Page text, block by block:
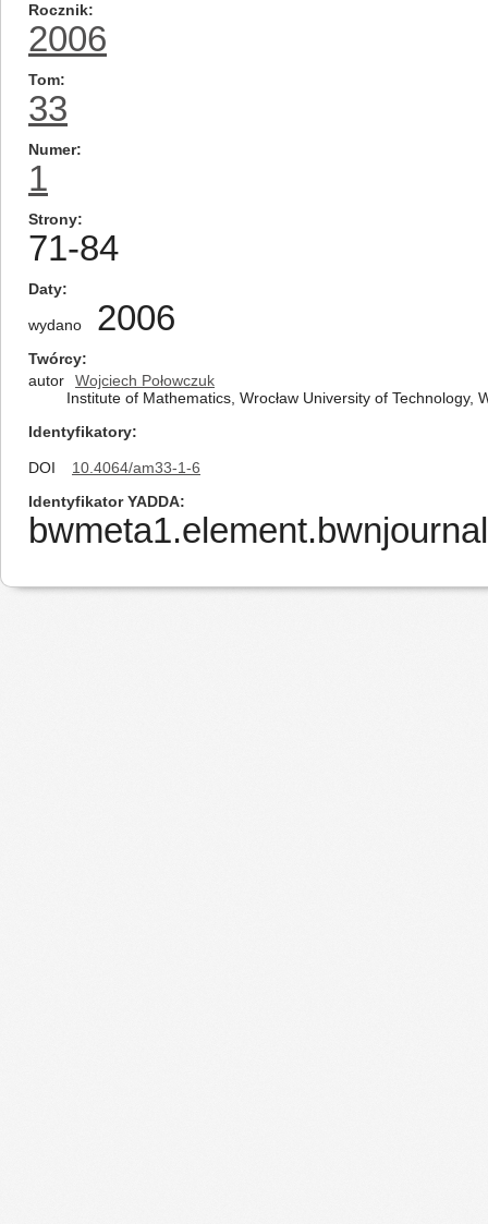
Rocznik
2006
Tom
33
Numer
1
Strony
71-84
Daty
wydano 2006
Twórcy
autor
Wojciech Połowczuk
Institute of Mathematics, Wrocław University of Technology,
Identyfikatory
DOI
10.4064/am33-1-6
Identyfikator YADDA